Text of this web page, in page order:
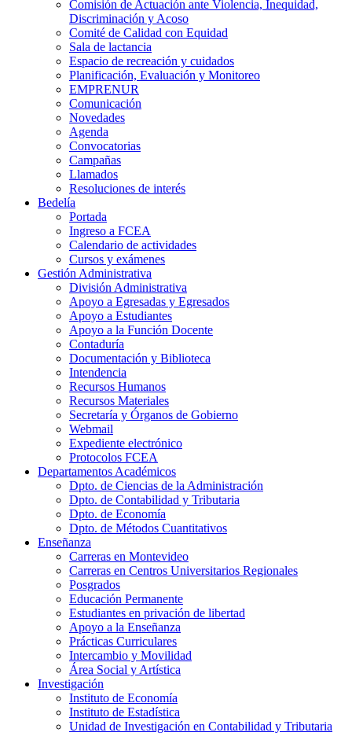
Comisión de Actuación ante Violencia, Inequidad,
Discriminación y Acoso
Comité de Calidad con Equidad
Sala de lactancia
Espacio de recreación y cuidados
Planificación, Evaluación y Monitoreo
EMPRENUR
Comunicación
Novedades
Agenda
Convocatorias
Campañas
Llamados
Resoluciones de interés
Bedelía
Portada
Ingreso a FCEA
Calendario de actividades
Cursos y exámenes
Gestión Administrativa
División Administrativa
Apoyo a Egresadas y Egresados
Apoyo a Estudiantes
Apoyo a la Función Docente
Contaduría
Documentación y Biblioteca
Intendencia
Recursos Humanos
Recursos Materiales
Secretaría y Órganos de Gobierno
Webmail
Expediente electrónico
Protocolos FCEA
Departamentos Académicos
Dpto. de Ciencias de la Administración
Dpto. de Contabilidad y Tributaria
Dpto. de Economía
Dpto. de Métodos Cuantitativos
Enseñanza
Carreras en Montevideo
Carreras en Centros Universitarios Regionales
Posgrados
Educación Permanente
Estudiantes en privación de libertad
Apoyo a la Enseñanza
Prácticas Curriculares
Intercambio y Movilidad
Área Social y Artística
Investigación
Instituto de Economía
Instituto de Estadística
Unidad de Investigación en Contabilidad y Tributaria